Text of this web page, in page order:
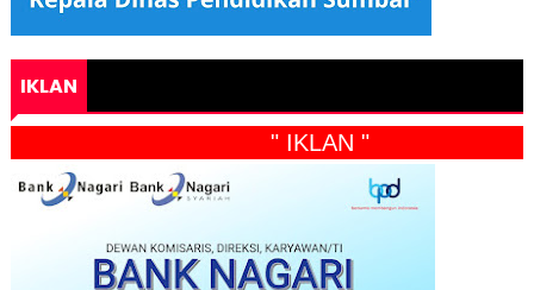
IKLAN
" IKLAN "